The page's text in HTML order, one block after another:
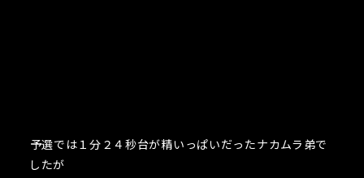
予選では１分２４秒台が精いっぱいだったナカムラ弟で
したが